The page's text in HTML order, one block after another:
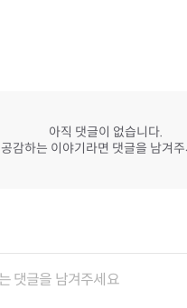
아직 댓글이 없습니다.
공감하는 이야기라면 댓글을 남겨